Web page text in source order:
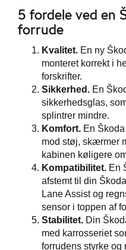
5 fordele ved en
forrude
Kvalitet. En ny
monteret korrekt i
forskrifter.
Sikkerhed. En
sikkerhedsglas,
splintrer mindre.
Komfort. En
mod støj, skærmer
kabinen køligere
Kompatibilitet. En
afstemt til din
Lane Assist og
sensor i toppen af
Stabilitet. Din
med karrosseriet
forrudens styrke og